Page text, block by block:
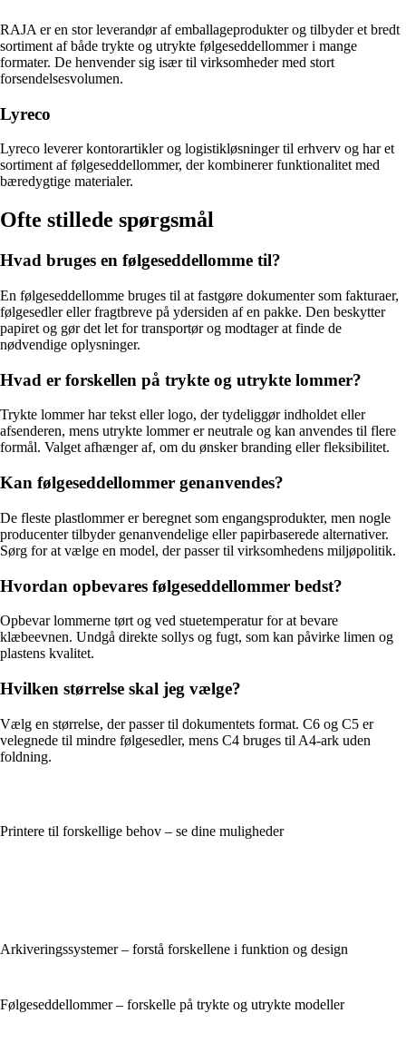
RAJA er en stor leverandør af emballageprodukter og tilbyder et bredt
sortiment af både trykte og utrykte følgeseddellommer i mange
formater. De henvender sig især til virksomheder med stort
forsendelsesvolumen.
Lyreco
Lyreco leverer kontorartikler og logistikløsninger til erhverv og har et
sortiment af følgeseddellommer, der kombinerer funktionalitet med
bæredygtige materialer.
Ofte stillede spørgsmål
Hvad bruges en følgeseddellomme til?
En følgeseddellomme bruges til at fastgøre dokumenter som fakturaer,
følgesedler eller fragtbreve på ydersiden af en pakke. Den beskytter
papiret og gør det let for transportør og modtager at finde de
nødvendige oplysninger.
Hvad er forskellen på trykte og utrykte lommer?
Trykte lommer har tekst eller logo, der tydeliggør indholdet eller
afsenderen, mens utrykte lommer er neutrale og kan anvendes til flere
formål. Valget afhænger af, om du ønsker branding eller fleksibilitet.
Kan følgeseddellommer genanvendes?
De fleste plastlommer er beregnet som engangsprodukter, men nogle
producenter tilbyder genanvendelige eller papirbaserede alternativer.
Sørg for at vælge en model, der passer til virksomhedens miljøpolitik.
Hvordan opbevares følgeseddellommer bedst?
Opbevar lommerne tørt og ved stuetemperatur for at bevare
klæbeevnen. Undgå direkte sollys og fugt, som kan påvirke limen og
plastens kvalitet.
Hvilken størrelse skal jeg vælge?
Vælg en størrelse, der passer til dokumentets format. C6 og C5 er
velegnede til mindre følgesedler, mens C4 bruges til A4-ark uden
foldning.
Printere til forskellige behov – se dine muligheder
Arkiveringssystemer – forstå forskellene i funktion og design
Følgeseddellommer – forskelle på trykte og utrykte modeller